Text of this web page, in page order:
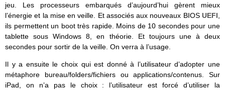
jeu. Les processeurs embarqués d’aujourd’hui gèrent mieux
l’énergie et la mise en veille. Et associés aux nouveaux BIOS UEFI
ils permettent un boot très rapide. Moins de 10 secondes pour une
tablette sous Windows 8, en théorie. Et toujours une à deux
secondes pour sortir de la veille. On verra à l’usage.
Il y a ensuite le choix qui est donné à l’utilisateur d’adopter une
métaphore bureau/folders/fichiers ou applications/contenus. Sur
iPad, on n’a pas le choix : l’utilisateur est forcé d’utiliser la